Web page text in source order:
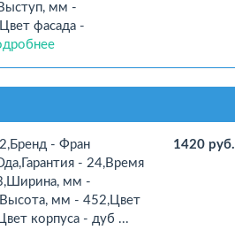
мм -
фасада -
- Фран
- 24,Время
мм -
мм - 452,Цвет
корпуса - дуб ...
1420 руб.